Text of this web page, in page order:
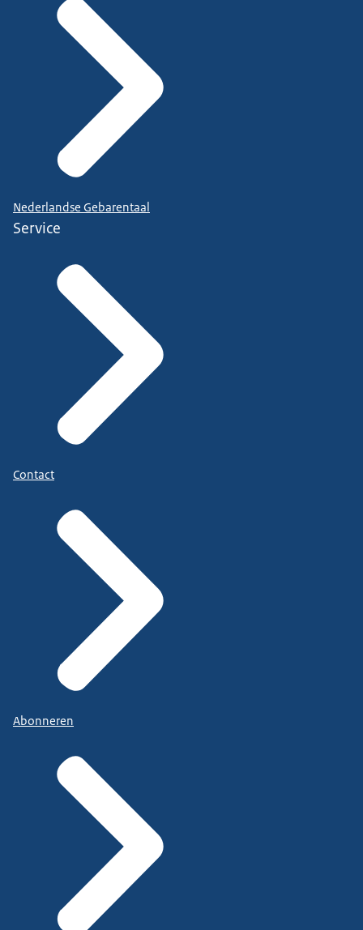
Check de postcodechecker!
Schademeldingen bij CM:
Nederlandse Gebarentaal
Service
Contact
Abonneren